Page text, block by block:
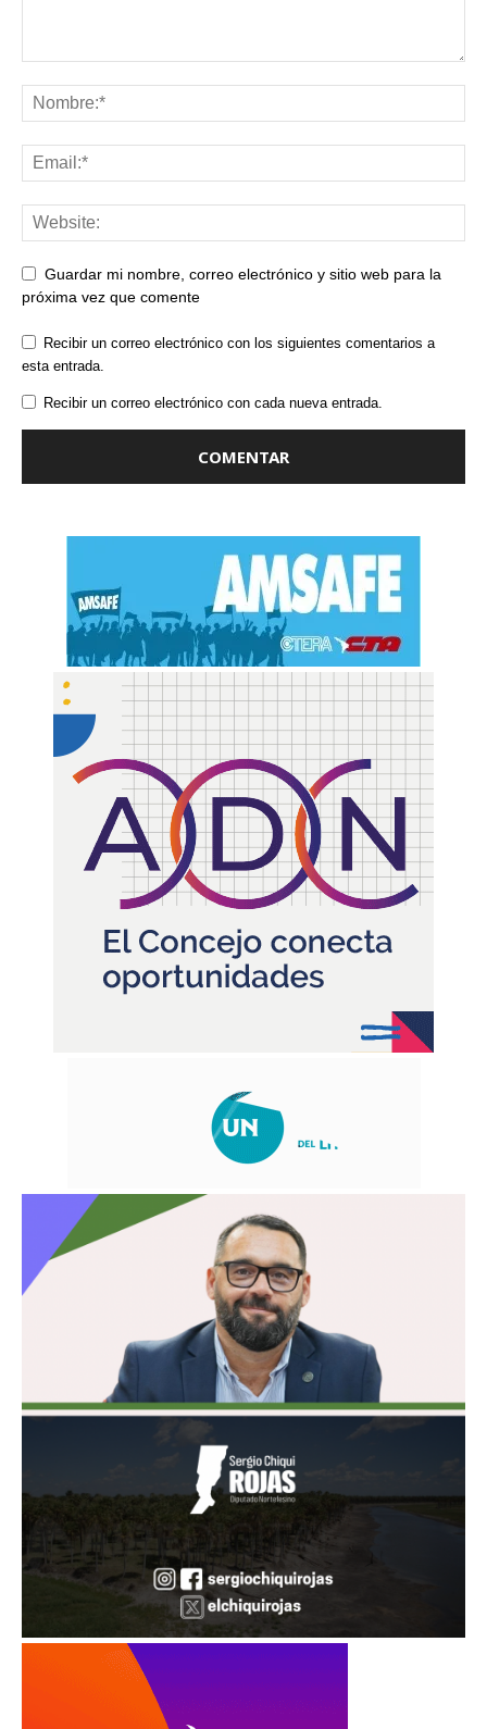
Guardar mi nombre, correo electrónico y sitio web para la
próxima vez que comente
Recibir un correo electrónico con los siguientes comentarios a
esta entrada.
Recibir un correo electrónico con cada nueva entrada.